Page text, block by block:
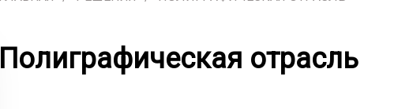
Полиграфическая отрасль